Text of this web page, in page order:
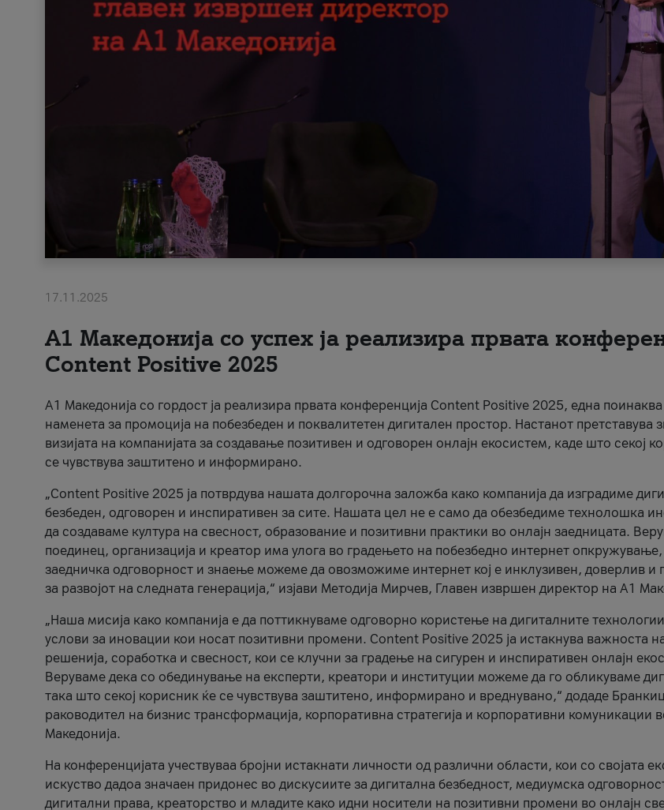
17.11.2025
А1 Македонија со успех ја реализира првата
Content Positive 2025
А1 Македонија со гордост ја реализира првата конференција Content Positive 2025, една
наменета за промоција на побезбеден и поквалитетен дигитален простор. Настанот претставува
визијата на компанијата за создавање позитивен и одговорен онлајн екосистем, каде што секој
се чувствува заштитено и информирано.
„Content Positive 2025 ја потврдува нашата долгорочна заложба како компанија да изградиме
безбеден, одговорен и инспиративен за сите. Нашата цел не е само да обезбедиме технолошка
да создаваме култура на свесност, образование и позитивни практики во онлајн заедницата.
поединец, организација и креатор има улога во градењето на побезбедно интернет
заедничка одговорност и знаење можеме да овозможиме интернет кој е инклузивен, доверлив и
за развојот на следната генерација,“ изјави Методија Мирчев, Главен извршен директор на А1
„Наша мисија како компанија е да поттикнуваме одговорно користење на дигиталните
услови за иновации кои носат позитивни промени. Content Positive 2025 ја истакнува важноста
решенија, соработка и свесност, кои се клучни за градење на сигурен и инспиративен онлајн
Веруваме дека со обединување на експерти, креатори и институции можеме да го обликуваме
така што секој корисник ќе се чувствува заштитено, информирано и вреднувано,“ додаде
раководител на бизнис трансформација, корпоративна стратегија и корпоративни комуникации
Македонија.
На конференцијата учествуваа бројни истакнати личности од различни области, кои со својата
искуство дадоа значаен придонес во дискусиите за дигитална безбедност, медиумска
дигитални права, креаторство и младите како идни носители на позитивни промени во онлајн